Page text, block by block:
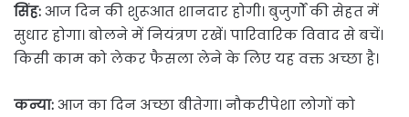
सिंह:आज दिन की शुरूआत शानदार होगी। बुजुर्गों की सेहत में
सुधार होगा। बोलने में नियंत्रण रखें। पारिवारिक विवाद से बचें।
किसी काम को लेकर फैसला लेने के लिए यह वक्त अच्छा है।
कन्या:आज का दिन अच्छा बीतेगा। नौकरीपेशा लोगों को